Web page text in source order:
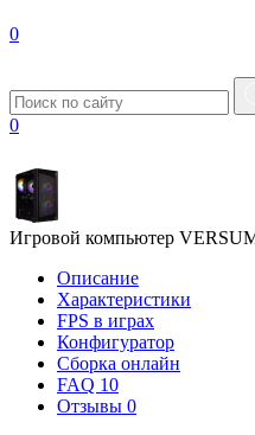
0
0
Игровой компьютер
Описание
Характеристики
FPS в играх
Конфигуратор
Сборка онлайн
FAQ 10
Отзывы 0